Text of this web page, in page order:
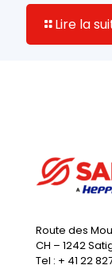
Lire la
Route des
CH – 1242
Tel : + 41 22